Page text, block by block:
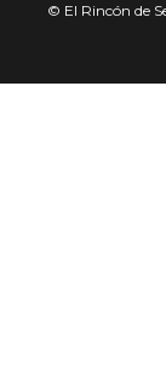
© El Rincón de